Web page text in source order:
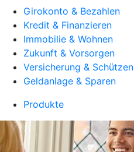
Girokonto & Bezahlen
Kredit & Finanzieren
Immobilie & Wohnen
Zukunft & Vorsorgen
Versicherung & Schützen
Geldanlage & Sparen
Produkte